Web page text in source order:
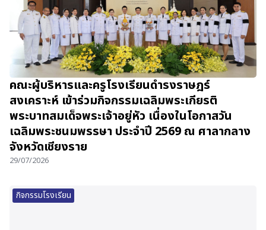
คณะผู้บริหารและครูโรงเรียนดำรงราษฎร์
สงเคราะห์ เข้าร่วมกิจกรรมเฉลิมพระเกียรติ
พระบาทสมเด็จพระเจ้าอยู่หัว เนื่องในโอกาสวัน
เฉลิมพระชนมพรรษา ประจำปี 2569 ณ ศาลากลาง
จังหวัดเชียงราย
29/07/2026
กิจกรรมโรงเรียน